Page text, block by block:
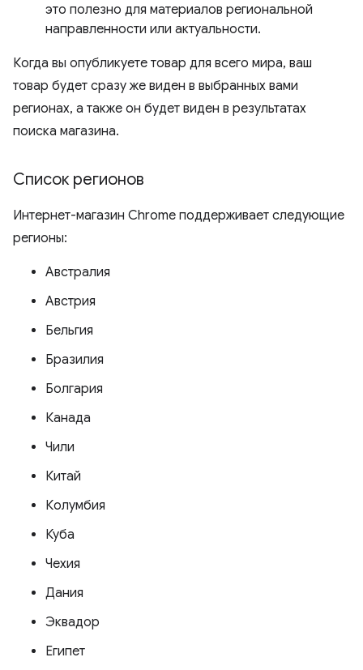
это полезно для материалов региональной
направленности или актуальности.
Когда вы опубликуете товар для всего мира, ваш
товар будет сразу же виден в выбранных вами
регионах, а также он будет виден в результатах
поиска магазина.
Список регионов
Интернет-магазин Chrome поддерживает следующие
регионы:
Австралия
Австрия
Бельгия
Бразилия
Болгария
Канада
Чили
Китай
Колумбия
Куба
Чехия
Дания
Эквадор
Египет